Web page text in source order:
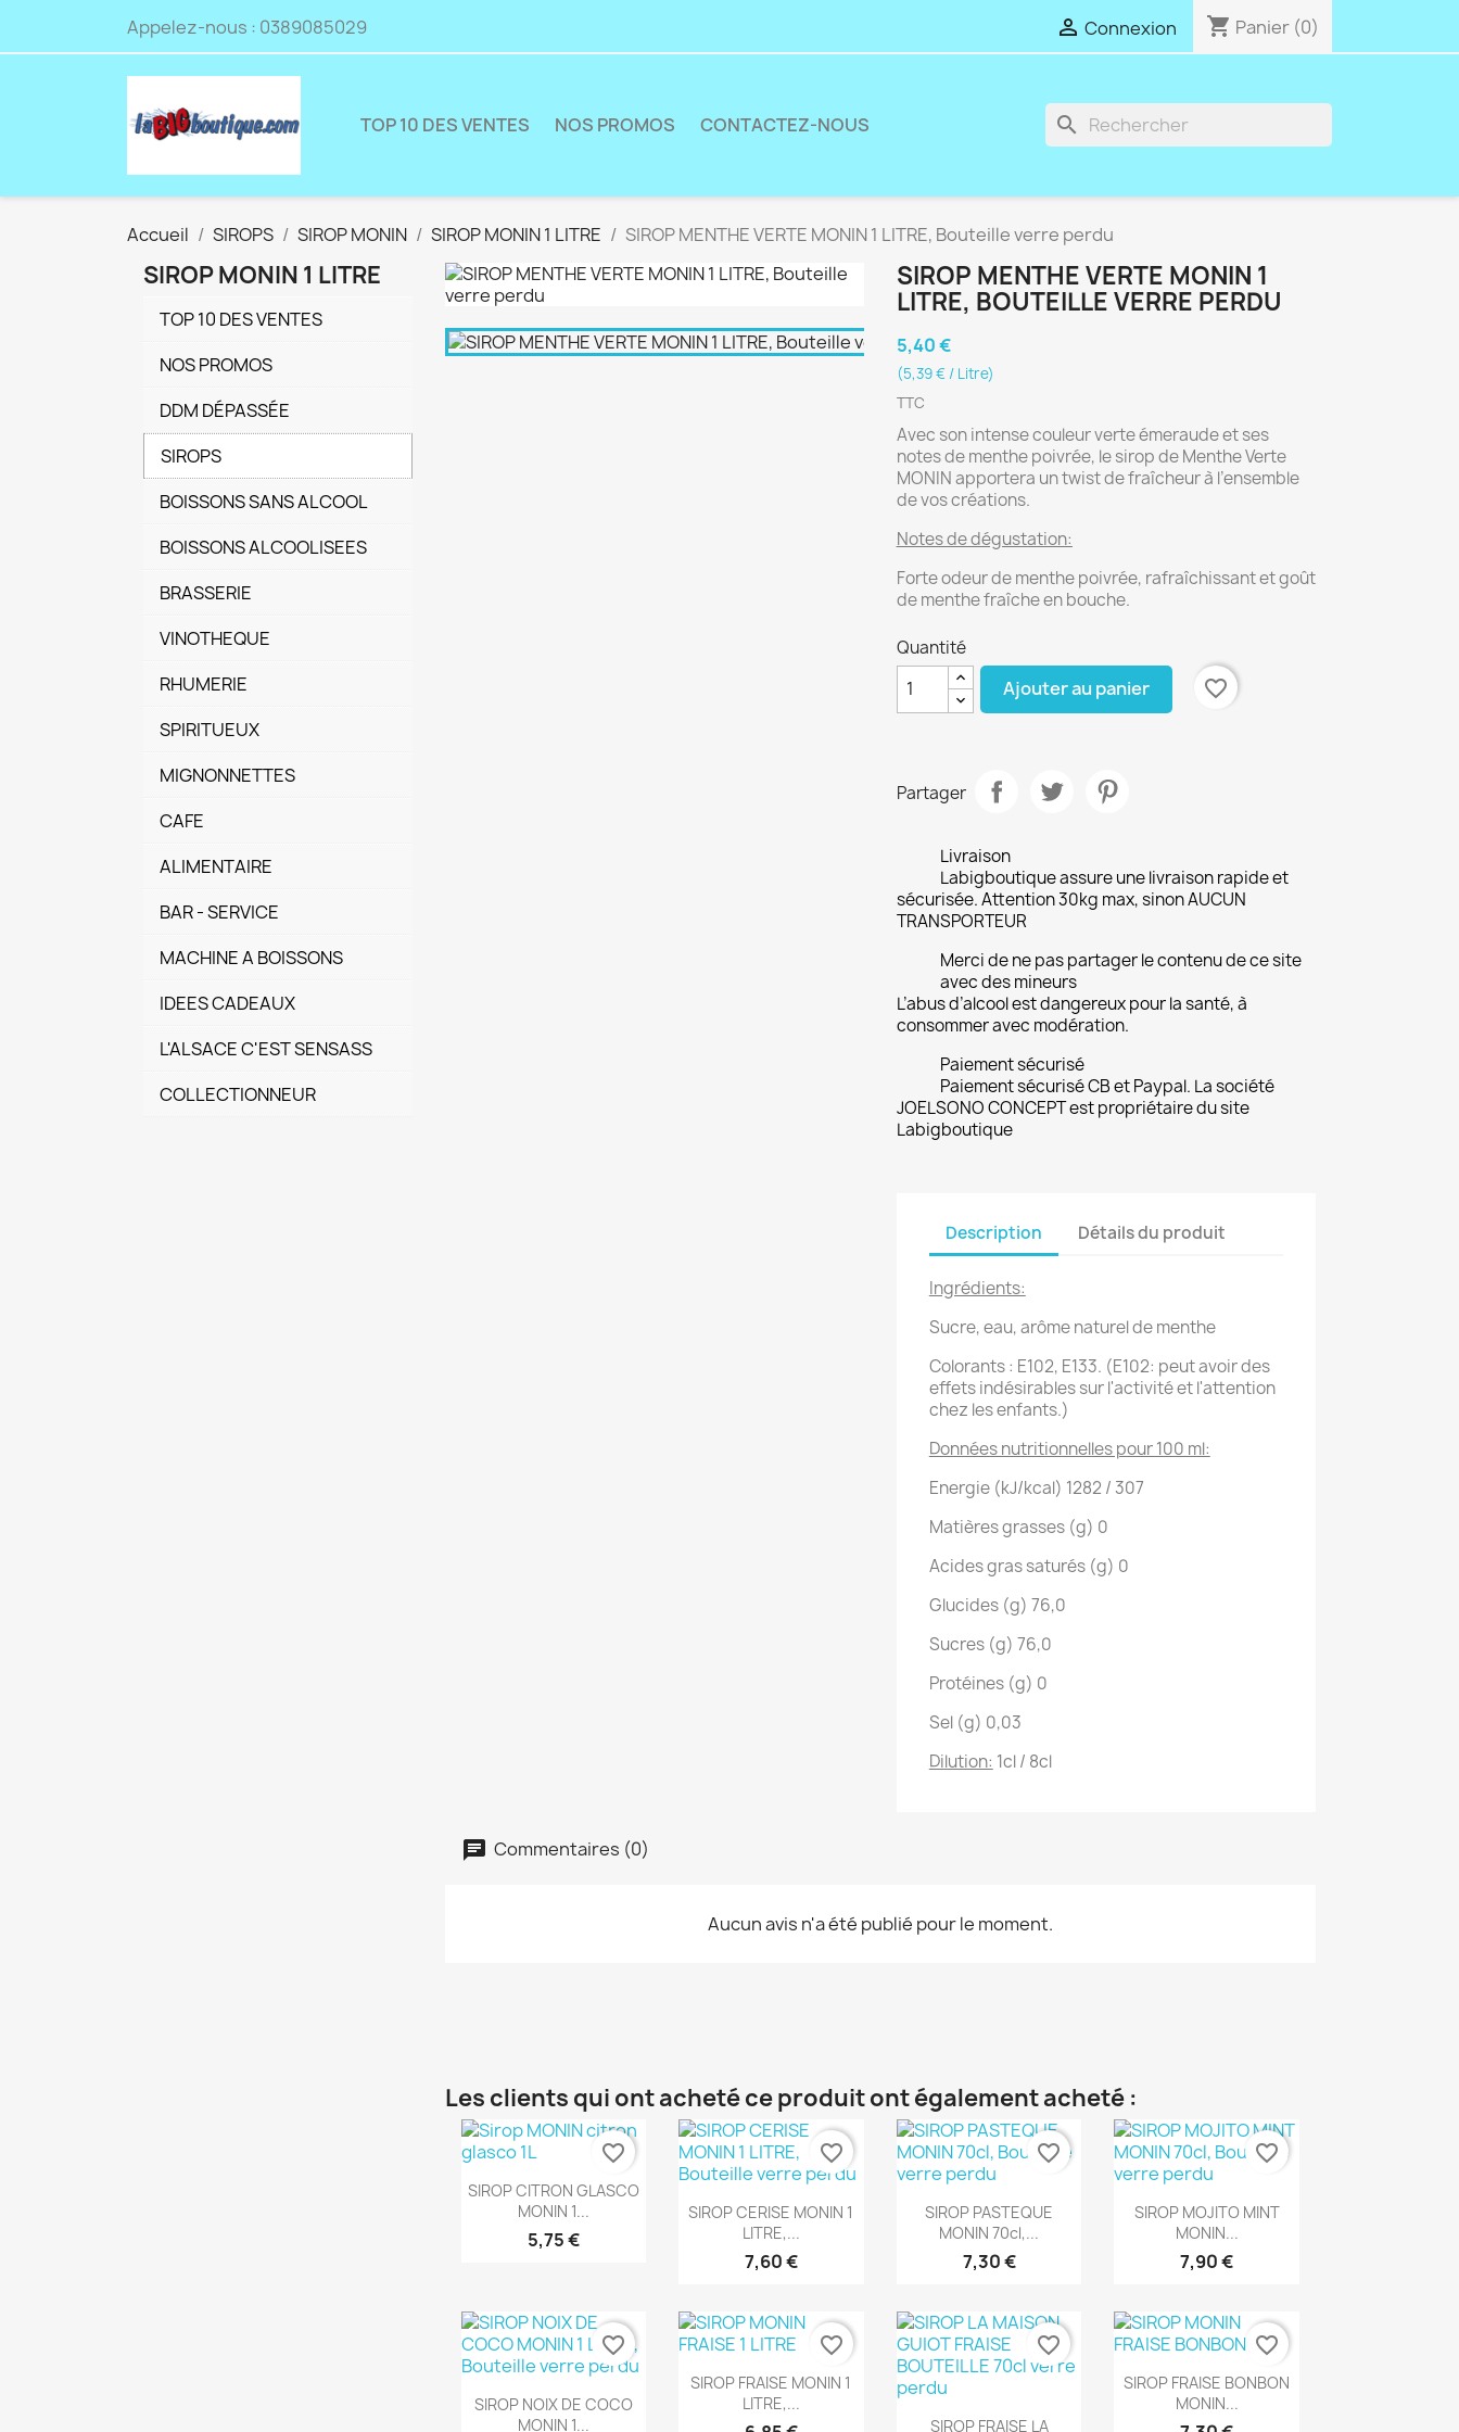
Appelez-nous : 0389085029  Connexion shopping_cart Panier (0)
TOP 10 DES VENTES NOS PROMOS CONTACTEZ-NOUS search
Accueil SIROPS SIROP MONIN SIROP MONIN 1 LITRE SIROP MENTHE VERTE MONIN 1 LITRE, Bouteille verre perdu
SIROP MONIN 1 LITRE
TOP 10 DES VENTES
NOS PROMOS
DDM DÉPASSÉE
SIROPS
BOISSONS SANS ALCOOL
BOISSONS ALCOOLISEES
BRASSERIE
VINOTHEQUE
RHUMERIE
SPIRITUEUX
MIGNONNETTES
CAFE
ALIMENTAIRE
BAR - SERVICE
MACHINE A BOISSONS
IDEES CADEAUX
L'ALSACE C'EST SENSASS
COLLECTIONNEUR
SIROP MENTHE VERTE MONIN 1
LITRE, BOUTEILLE VERRE PERDU
5,40 €
(5,39 € / Litre)
TTC
Avec son intense couleur verte émeraude et ses
notes de menthe poivrée, le sirop de Menthe Verte
MONIN apportera un twist de fraîcheur à l’ensemble
de vos créations.
Notes de dégustation:
Forte odeur de menthe poivrée, rafraîchissant et goût
de menthe fraîche en bouche.
Quantité
Ajouter au panier favorite_border
Partager
Livraison
Labigboutique assure une livraison rapide et
sécurisée. Attention 30kg max, sinon AUCUN
TRANSPORTEUR
Merci de ne pas partager le contenu de ce site
avec des mineurs
L’abus d’alcool est dangereux pour la santé, à
consommer avec modération.
Paiement sécurisé
Paiement sécurisé CB et Paypal. La société
JOELSONO CONCEPT est propriétaire du site
Labigboutique
Description Détails du produit
Ingrédients:
Sucre, eau, arôme naturel de menthe
Colorants : E102, E133. (E102: peut avoir des
effets indésirables sur l'activité et l'attention
chez les enfants.)
Données nutritionnelles pour 100 ml:
Energie (kJ/kcal) 1282 / 307
Matières grasses (g) 0
Acides gras saturés (g) 0
Glucides (g) 76,0
Sucres (g) 76,0
Protéines (g) 0
Sel (g) 0,03
Dilution: 1cl / 8cl
Commentaires (0)
Aucun avis n'a été publié pour le moment.
Les clients qui ont acheté ce produit ont également acheté :
Aperçu rapide
SIROP CITRON GLASCO
MONIN 1...
5,75 €
favorite_border
Aperçu rapide
SIROP CERISE MONIN 1
LITRE,...
7,60 €
favorite_border
Aperçu rapide
SIROP PASTEQUE
MONIN 70cl,...
7,30 €
favorite_border
Aperçu rapide
SIROP MOJITO MINT
MONIN...
7,90 €
favorite_border
Aperçu rapide
SIROP NOIX DE COCO
MONIN 1...
favorite_border
Aperçu rapide
SIROP FRAISE MONIN 1
LITRE,...
favorite_border
Aperçu rapide
SIROP FRAISE LA
favorite_border
Aperçu rapide
SIROP FRAISE BONBON
MONIN...
favorite_border